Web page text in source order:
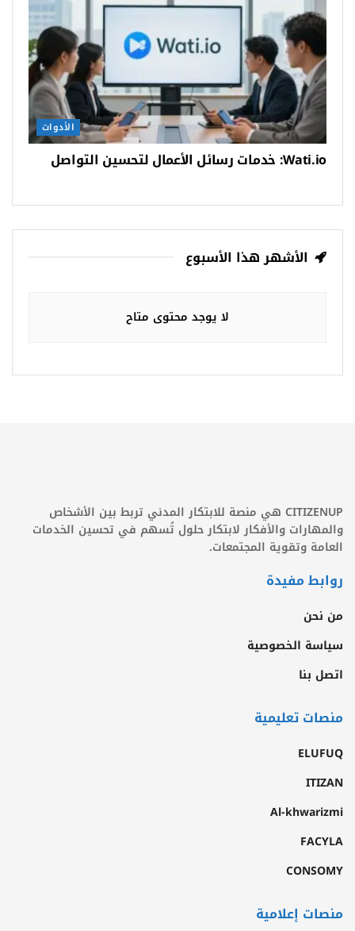
الأدوات
Wati.io: خدمات رسائل الأعمال لتحسين التواصل
الأشهر هذا الأسبوع
لا يوجد محتوى متاح
CITIZENUP هي منصة للابتكار المدني تربط بين الأشخاص
والمهارات والأفكار لابتكار حلول تُسهم في تحسين الخدمات
العامة وتقوية المجتمعات.
روابط مفيدة
من نحن
سياسة الخصوصية
اتصل بنا
منصات تعليمية
ELUFUQ
ITIZAN
Al-khwarizmi
FACYLA
CONSOMY
منصات إعلامية